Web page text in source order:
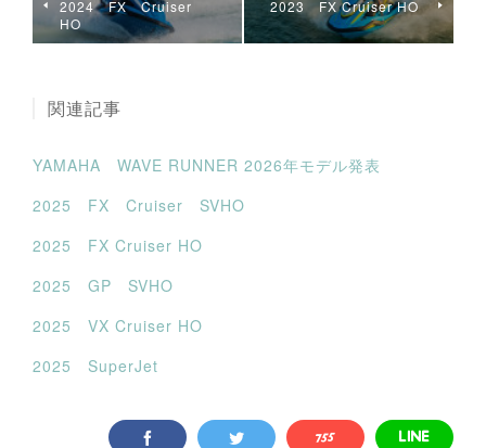
2024 FX Cruiser
HO
2023 FX Cruiser HO
関連記事
YAMAHA WAVE RUNNER 2026年モデル発表
2025 FX Cruiser SVHO
2025 FX Cruiser HO
2025 GP SVHO
2025 VX Cruiser HO
2025 SuperJet